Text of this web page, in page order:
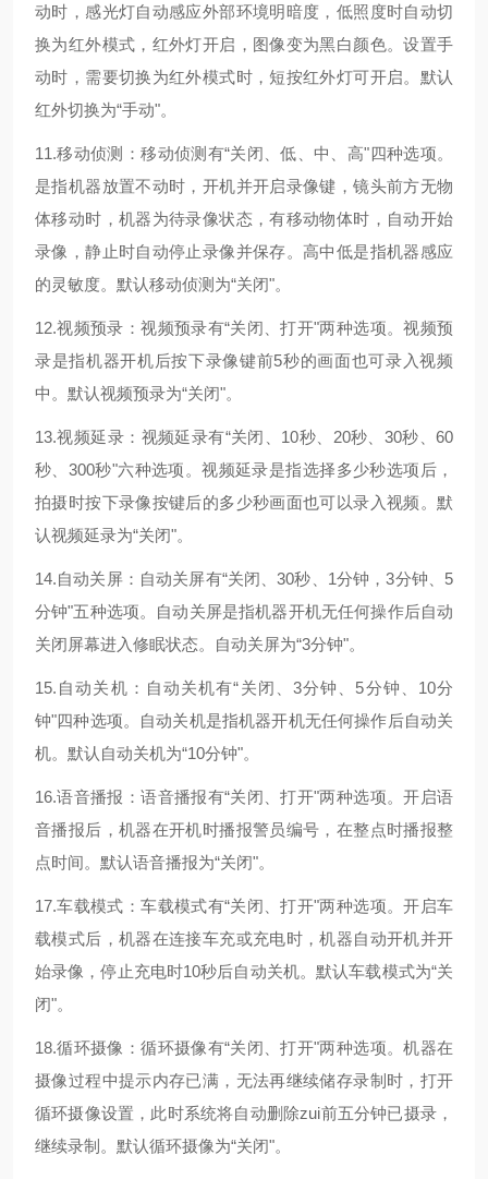
动时，感光灯自动感应外部环境明暗度，低照度时自动切
换为红外模式，红外灯开启，图像变为黑白颜色。设置手
动时，需要切换为红外模式时，短按红外灯可开启。默认
红外切换为“手动"。
11.移动侦测：移动侦测有“关闭、低、中、高"四种选项。
是指机器放置不动时，开机并开启录像键，镜头前方无物
体移动时，机器为待录像状态，有移动物体时，自动开始
录像，静止时自动停止录像并保存。高中低是指机器感应
的灵敏度。默认移动侦测为“关闭"。
12.视频预录：视频预录有“关闭、打开"两种选项。视频预
录是指机器开机后按下录像键前5秒的画面也可录入视频
中。默认视频预录为“关闭"。
13.视频延录：视频延录有“关闭、10秒、20秒、30秒、60
秒、300秒"六种选项。视频延录是指选择多少秒选项后，
拍摄时按下录像按键后的多少秒画面也可以录入视频。默
认视频延录为“关闭"。
14.自动关屏：自动关屏有“关闭、30秒、1分钟，3分钟、5
分钟"五种选项。自动关屏是指机器开机无任何操作后自动
关闭屏幕进入修眠状态。自动关屏为“3分钟"。
15.自动关机：自动关机有“关闭、3分钟、5分钟、10分
钟"四种选项。自动关机是指机器开机无任何操作后自动关
机。默认自动关机为“10分钟"。
16.语音播报：语音播报有“关闭、打开"两种选项。开启语
音播报后，机器在开机时播报警员编号，在整点时播报整
点时间。默认语音播报为“关闭"。
17.车载模式：车载模式有“关闭、打开"两种选项。开启车
载模式后，机器在连接车充或充电时，机器自动开机并开
始录像，停止充电时10秒后自动关机。默认车载模式为“关
闭"。
18.循环摄像：循环摄像有“关闭、打开"两种选项。机器在
摄像过程中提示内存已满，无法再继续储存录制时，打开
循环摄像设置，此时系统将自动删除zui前五分钟已摄录，
继续录制。默认循环摄像为“关闭"。